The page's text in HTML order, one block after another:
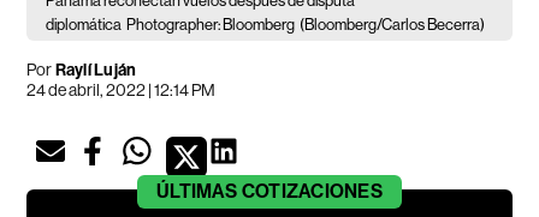
diplomática Photographer: Bloomberg (Bloomberg/Carlos Becerra)
PorRaylí Luján
24 de abril, 2022 | 12:14 PM
ÚLTIMAS COTIZACIONES